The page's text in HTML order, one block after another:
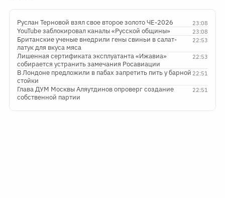
23:08
Руслан Терновой взял свое второе золото ЧЕ-2026
23:08
YouTube заблокировал каналы «Русской общины»
22:53
Британские ученые внедрили гены свиньи в салат-
латук для вкуса мяса
22:53
Лишенная сертификата эксплуатанта «Ижавиа»
собирается устранить замечания Росавиации
22:51
В Лондоне предложили в пабах запретить пить у барной
стойки
22:51
Глава ДУМ Москвы Аляутдинов опроверг создание
собственной партии